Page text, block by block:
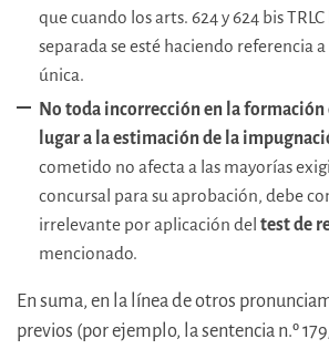
que cuando los arts. 624 y 624 bis
separada se esté haciendo referencia
única.
No toda incorrección en la formación
lugar a la estimación de la
cometido no afecta a las mayorías
concursal para su aprobación, debe
irrelevante por aplicación del test de
mencionado.
En suma, en la línea de otros
previos (por ejemplo, la sentencia n.º